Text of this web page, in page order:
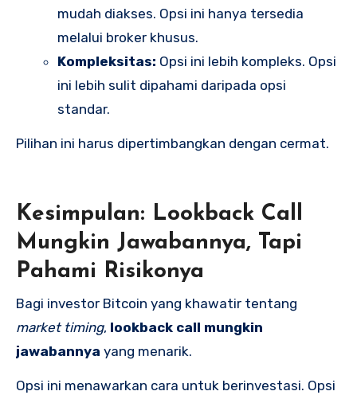
mudah diakses. Opsi ini hanya tersedia
melalui broker khusus.
Kompleksitas: Opsi ini lebih kompleks. Opsi
ini lebih sulit dipahami daripada opsi
standar.
Pilihan ini harus dipertimbangkan dengan cermat.
Kesimpulan: Lookback Call
Mungkin Jawabannya, Tapi
Pahami Risikonya
Bagi investor Bitcoin yang khawatir tentang
market timing, lookback call mungkin
jawabannya yang menarik.
Opsi ini menawarkan cara untuk berinvestasi. Opsi